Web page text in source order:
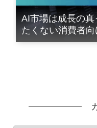
AI市場は成長の
たくない消費者